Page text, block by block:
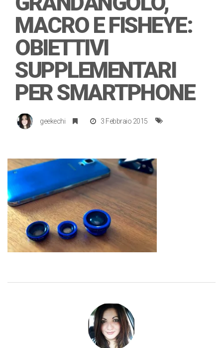
MACRO E FISHEYE:
OBIETTIVI
SUPPLEMENTARI
PER SMARTPHONE
geekechi 3 Febbraio 2015